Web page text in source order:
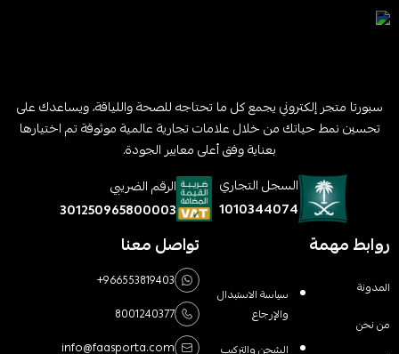
سبورتا متجر إلكتروني يجمع كل ما تحتاجه للصحة واللياقة، ويساعدك على
تحسين نمط حياتك من خلال علامات تجارية عالمية موثوقة تم اختيارها
بعناية وفق أعلى معايير الجودة.
السجل التجاري
1010344074
الرقم الضريبي
301250965800003
روابط مهمة
المدونة
من نحن
سياسة الاستبدال
والإرجاع
الشحن والتركيب
تواصل معنا
+966553819403
8001240377
info@faasporta.com